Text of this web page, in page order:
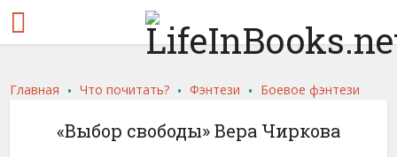
Главная .Что почитать? .Фэнтези . Боевое фэнтези
«Выбор свободы» Вера Чиркова